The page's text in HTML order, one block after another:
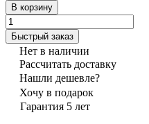
В корзину
Быстрый заказ
Нет в наличии
Рассчитать доставку
Нашли дешевле?
Хочу в подарок
Гарантия 5 лет